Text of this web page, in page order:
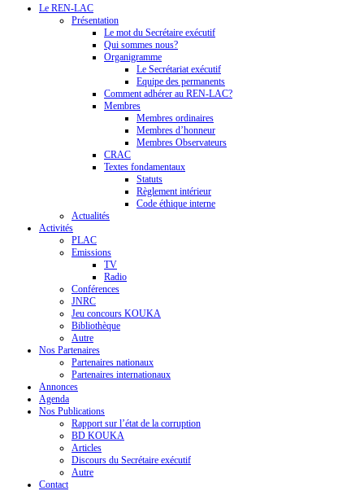
Le REN-LAC
Présentation
Le mot du Secrétaire exécutif
Qui sommes nous?
Organigramme
Le Secrétariat exécutif
Equipe des permanents
Comment adhérer au REN-LAC?
Membres
Membres ordinaires
Membres d’honneur
Membres Observateurs
CRAC
Textes fondamentaux
Statuts
Règlement intérieur
Code éthique interne
Actualités
Activités
PLAC
Emissions
TV
Radio
Conférences
JNRC
Jeu concours KOUKA
Bibliothèque
Autre
Nos Partenaires
Partenaires nationaux
Partenaires internationaux
Annonces
Agenda
Nos Publications
Rapport sur l’état de la corruption
BD KOUKA
Articles
Discours du Secrétaire exécutif
Autre
Contact